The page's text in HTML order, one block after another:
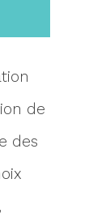
de
des